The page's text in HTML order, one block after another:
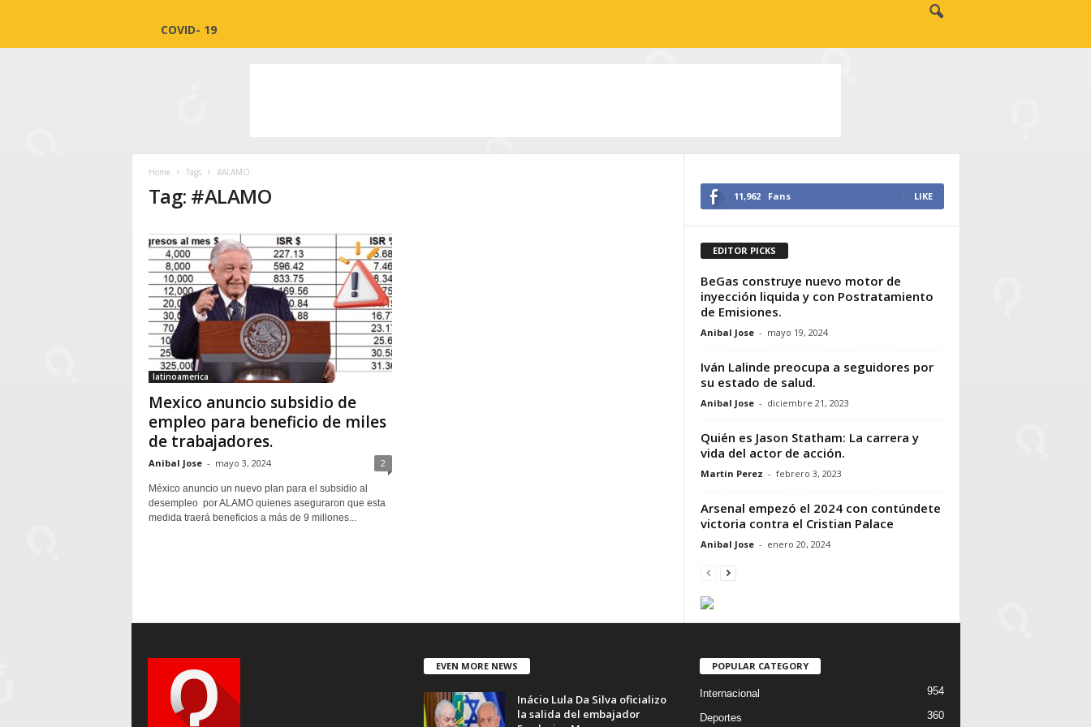
COVID- 19
Home Tags #ALAMO
Tag: #ALAMO
latinoamerica
Mexico anuncio subsidio de
empleo para beneficio de miles
de trabajadores.
Anibal Jose - mayo 3, 2024 2
México anuncio un nuevo plan para el subsidio al
desempleo por ALAMO quienes aseguraron que esta
medida traerá beneficios a más de 9 millones...
11,962 Fans LIKE
EDITOR PICKS
BeGas construye nuevo motor de
inyección liquida y con Postratamiento
de Emisiones.
Anibal Jose - mayo 19, 2024
Iván Lalinde preocupa a seguidores por
su estado de salud.
Anibal Jose - diciembre 21, 2023
Quién es Jason Statham: La carrera y
vida del actor de acción.
Martin Perez - febrero 3, 2023
Arsenal empezó el 2024 con contúndete
victoria contra el Cristian Palace
Anibal Jose - enero 20, 2024
EVEN MORE NEWS
Inácio Lula Da Silva oficializo
la salida del embajador
POPULAR CATEGORY
Internacional 954
Deportes 360